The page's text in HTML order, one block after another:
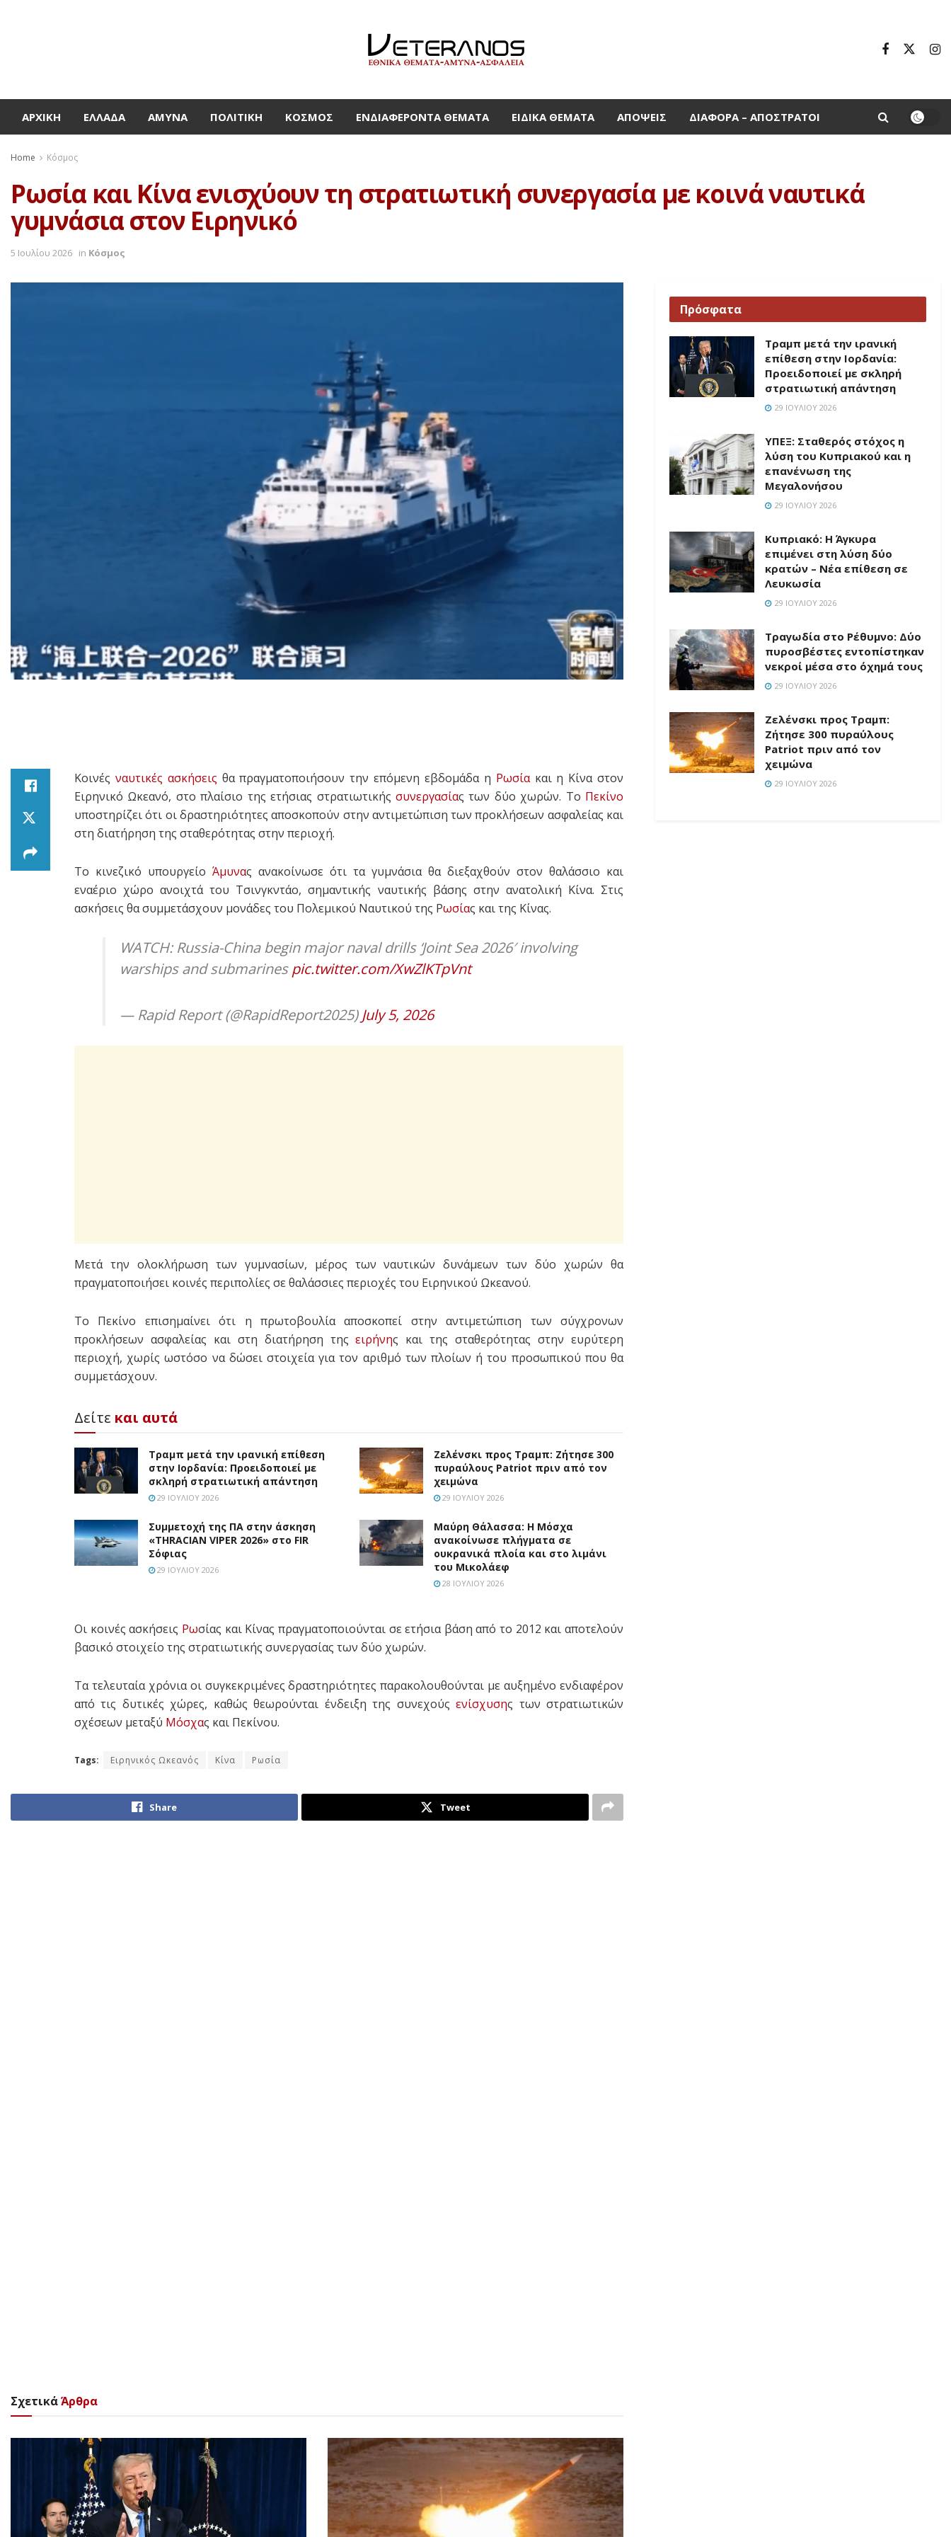
ΑΡΧΙΚΉ ΕΛΛΆΔΑ ΆΜΥΝΑ ΠΟΛΙΤΙΚΉ ΚΌΣΜΟΣ ΕΝΔΙΑΦΈΡΟΝΤΑ ΘΈΜΑΤΑ ΕΙΔΙΚΆ ΘΈΜΑΤΑ ΑΠΌΨΕΙΣ ΔΙΆΦΟΡΑ – ΑΠΌΣΤΡΑΤΟΙ
Home Κόσμος
Ρωσία και Κίνα ενισχύουν τη στρατιωτική συνεργασία με κοινά ναυτικά
γυμνάσια στον Ειρηνικό
5 Ιουλίου 2026 in Κόσμος
Κοινές ναυτικές ασκήσεις θα πραγματοποιήσουν την επόμενη εβδομάδα η Ρωσίακαι η Κίνα στον
Ειρηνικό Ωκεανό, στο πλαίσιο της ετήσιας στρατιωτικής συνεργασίας των δύο χωρών. Το Πεκίνο
υποστηρίζει ότι οι δραστηριότητες αποσκοπούν στην αντιμετώπιση των προκλήσεων ασφαλείας και
στη διατήρηση της σταθερότητας στην περιοχή.
Το κινεζικό υπουργείο Άμυνας ανακοίνωσε ότι τα γυμνάσια θα διεξαχθούν στον θαλάσσιο και
εναέριο χώρο ανοιχτά του Τσινγκντάο, σημαντικής ναυτικής βάσης στην ανατολική Κίνα. Στις
ασκήσεις θα συμμετάσχουν μονάδες του Πολεμικού Ναυτικού της Ρωσίας και της Κίνας.
WATCH: Russia-China begin major naval drills ‘Joint Sea 2026′ involving
warships and submarinespic.twitter.com/XwZlKTpVnt
— Rapid Report (@RapidReport2025) July 5, 2026
Μετά την ολοκλήρωση των γυμνασίων, μέρος των ναυτικών δυνάμεων των δύο χωρών θα
πραγματοποιήσει κοινές περιπολίες σε θαλάσσιες περιοχές του Ειρηνικού Ωκεανού.
Το Πεκίνο επισημαίνει ότι η πρωτοβουλία αποσκοπεί στην αντιμετώπιση των σύγχρονων
προκλήσεων ασφαλείας και στη διατήρηση τηςειρήνης και της σταθερότητας στην ευρύτερη
περιοχή, χωρίς ωστόσο να δώσει στοιχεία για τον αριθμό των πλοίων ή του προσωπικού που θα
συμμετάσχουν.
Δείτε και αυτά
Τραμπ μετά την ιρανική επίθεση
στην Ιορδανία: Προειδοποιεί με
σκληρή στρατιωτική απάντηση
29 ΙΟΥΛΊΟΥ 2026
Ζελένσκι προς Τραμπ: Ζήτησε 300
πυραύλους Patriot πριν από τον
χειμώνα
29 ΙΟΥΛΊΟΥ 2026
Συμμετοχή της ΠΑ στην άσκηση
«THRACIAN VIPER 2026» στο FIR
Σόφιας
29 ΙΟΥΛΊΟΥ 2026
Μαύρη Θάλασσα: Η Μόσχα
ανακοίνωσε πλήγματα σε
ουκρανικά πλοία και στο λιμάνι
του Μικολάεφ
28 ΙΟΥΛΊΟΥ 2026
Οι κοινές ασκήσεις Ρωσίας και Κίνας πραγματοποιούνται σε ετήσια βάση από το 2012 και αποτελούν
βασικό στοιχείο της στρατιωτικής συνεργασίας των δύο χωρών.
Τα τελευταία χρόνια οι συγκεκριμένες δραστηριότητες παρακολουθούνται με αυξημένο ενδιαφέρον
από τις δυτικές χώρες, καθώς θεωρούνται ένδειξη της συνεχούςενίσχυσης των στρατιωτικών
σχέσεων μεταξύ Μόσχας και Πεκίνου.
Tags: Ειρηνικός Ωκεανός Κίνα Ρωσία
Share Tweet
ΣχετικάΆρθρα
Πρόσφατα
Τραμπ μετά την ιρανική
επίθεση στην Ιορδανία:
Προειδοποιεί με σκληρή
στρατιωτική απάντηση
29 ΙΟΥΛΊΟΥ 2026
ΥΠΕΞ: Σταθερός στόχος η
λύση του Κυπριακού και η
επανένωση της
Μεγαλονήσου
29 ΙΟΥΛΊΟΥ 2026
Κυπριακό: Η Άγκυρα
επιμένει στη λύση δύο
κρατών – Νέα επίθεση σε
Λευκωσία
29 ΙΟΥΛΊΟΥ 2026
Τραγωδία στο Ρέθυμνο: Δύο
πυροσβέστες εντοπίστηκαν
νεκροί μέσα στο όχημά τους
29 ΙΟΥΛΊΟΥ 2026
Ζελένσκι προς Τραμπ:
Ζήτησε 300 πυραύλους
Patriot πριν από τον
χειμώνα
29 ΙΟΥΛΊΟΥ 2026